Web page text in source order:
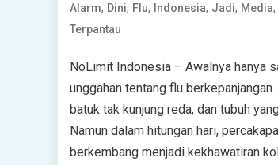
Alarm, Dini, Flu, Indonesia, Jadi, Media,
Terpantau
NoLimit Indonesia – Awalnya hanya
unggahan tentang flu
batuk tak kunjung reda, dan tubuh
Namun dalam hitungan hari,
berkembang menjadi kekhawatiran